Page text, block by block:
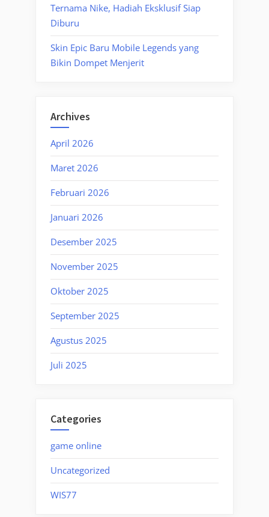
Ternama Nike, Hadiah Eksklusif Siap
Diburu
Skin Epic Baru Mobile Legends yang
Bikin Dompet Menjerit
Archives
April 2026
Maret 2026
Februari 2026
Januari 2026
Desember 2025
November 2025
Oktober 2025
September 2025
Agustus 2025
Juli 2025
Categories
game online
Uncategorized
WIS77